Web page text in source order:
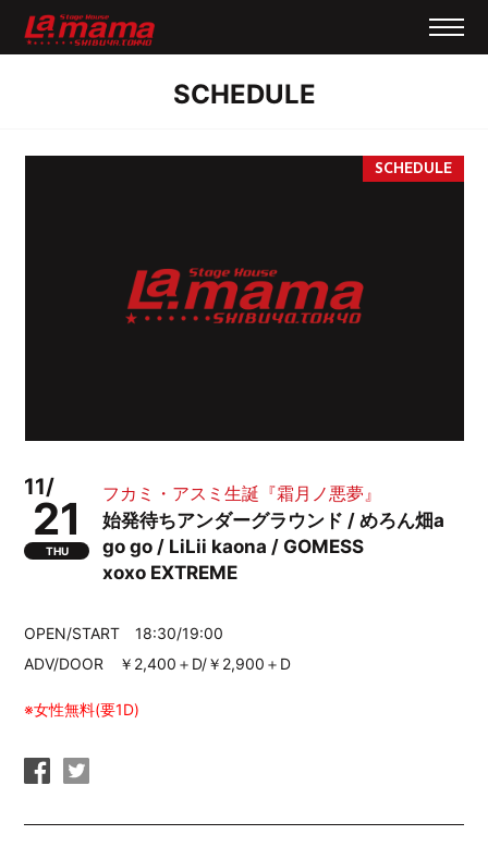
SCHEDULE
11/
21
THU
フカミ・アスミ生誕『霜月ノ悪夢』
始発待ちアンダーグラウンド / めろん畑a
go go / LiLii kaona / GOMESS
xoxo EXTREME
OPEN/START 18:30/19:00
ADV/DOOR ￥2,400＋D/￥2,900＋D
※女性無料(要1D)